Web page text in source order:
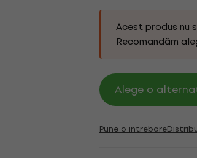
Acest produs nu
Recomandăm
Alege o
Pune o intrebare